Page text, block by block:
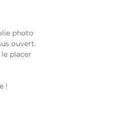
photo
ouvert.
placer
!